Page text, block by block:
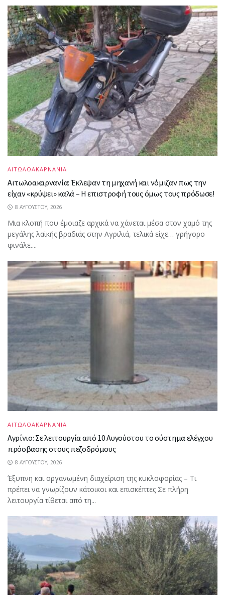
ΑΙΤΩΛΟΑΚΑΡΝΑΝΙΑ
Αιτωλοακαρνανία: Έκλεψαν τη μηχανή και νόμιζαν πως την
είχαν «κρύψει» καλά – Η επιστροφή τους όμως τους πρόδωσε!
8 ΑΥΓΟΎΣΤΟΥ, 2026
Μια κλοπή που έμοιαζε αρχικά να χάνεται μέσα στον χαμό της
μεγάλης λαϊκής βραδιάς στην Αγριλιά, τελικά είχε… γρήγορο
φινάλε....
ΑΙΤΩΛΟΑΚΑΡΝΑΝΙΑ
Αγρίνιο: Σε λειτουργία από 10 Αυγούστου το σύστημα ελέγχου
πρόσβασης στους πεζοδρόμους
8 ΑΥΓΟΎΣΤΟΥ, 2026
Έξυπνη και οργανωμένη διαχείριση της κυκλοφορίας – Τι
πρέπει να γνωρίζουν κάτοικοι και επισκέπτες Σε πλήρη
λειτουργία τίθεται από τη...